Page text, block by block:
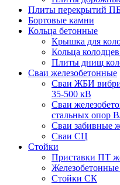
Плиты перекрытий
Бортовые камни
Кольца бетонные
Крышка для
Кольца
Плиты днищ
Сваи железобетонные
Сваи ЖБИ
35-500 кВ
Сваи
стальных опор
Сваи забивные
Сваи СЦ
Стойки
Приставки ПТ
Стойки СК